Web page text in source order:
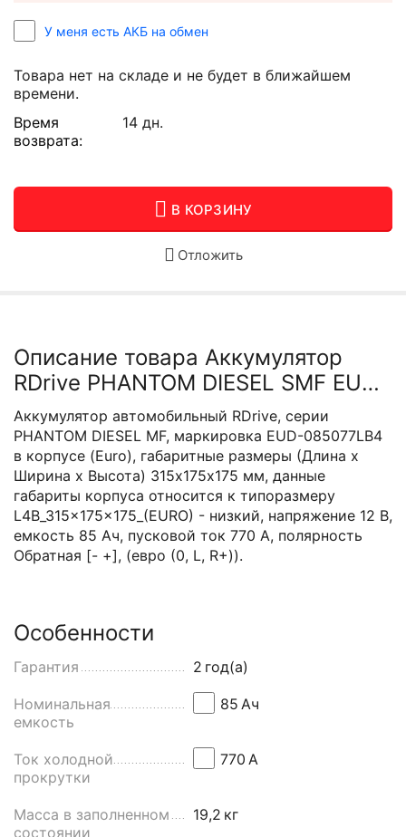
У меня есть АКБ на обмен
Товара нет на складе и не будет в ближайшем
времени.
Время
возврата:
14 дн.
В КОРЗИНУ
Отложить
Описание товара Аккумулятор
RDrive PHANTOM DIESEL SMF EUD-
085077LB4
Аккумулятор автомобильный RDrive, серии
PHANTOM DIESEL MF, маркировка EUD-085077LB4
в корпусе (Euro), габаритные размеры (Длина x
Ширина x Высота) 315х175х175 мм, данные
габариты корпуса относится к типоразмеру
L4B_315×175×175_(EURO) - низкий, напряжение 12 В,
емкость 85 Ач, пусковой ток 770 А, полярность
Обратная [- +], (евро (0, L, R+)).
Особенности
Гарантия 2 год(а)
Номинальная
емкость
85 Aч
Ток холодной
прокрутки
770 А
Масса в заполненном
состоянии
19,2 кг